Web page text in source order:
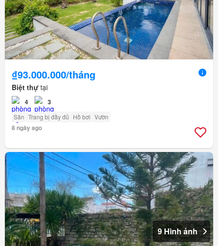
₫93.000.000/tháng
Biệt thự tại
4 3
Sân Trang bị đầy đủ Hồ bơi Vườn
8 ngày ago
9 Hình ảnh